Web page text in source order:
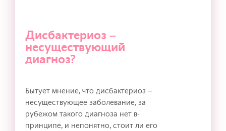
Дисбактериоз –
несуществующий
диагноз?
Бытует мнение, что дисбактериоз –
несуществующее заболевание, за
рубежом такого диагноза нет в-
принципе, и непонятно, стоит ли его